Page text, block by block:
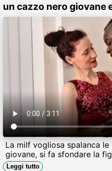
un cazzo nero giovane
La milf vogliosa spalanca
giovane, si fa sfondare la
palle gonfie fino a ingoiare
Leggi tutto